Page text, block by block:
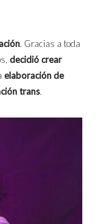
. Gracias a toda
decidió crear
elaboración de
trans.